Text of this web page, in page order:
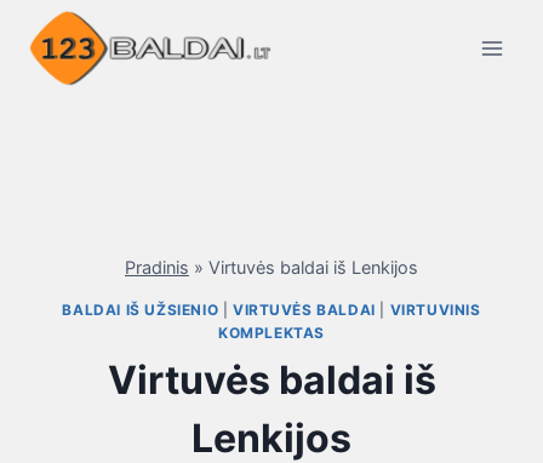
content
Pradinis » Virtuvės baldai iš Lenkijos
BALDAI IŠ UŽSIENIO VIRTUVĖS BALDAI
VIRTUVINIS
KOMPLEKTAS
Virtuvės baldai iš
Lenkijos